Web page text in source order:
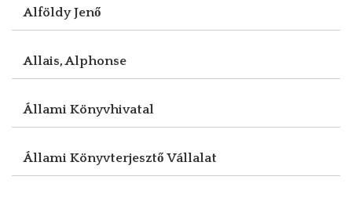
Alföldy Jenő
Allais, Alphonse
Állami Könyvhivatal
Állami Könyvterjesztő Vállalat